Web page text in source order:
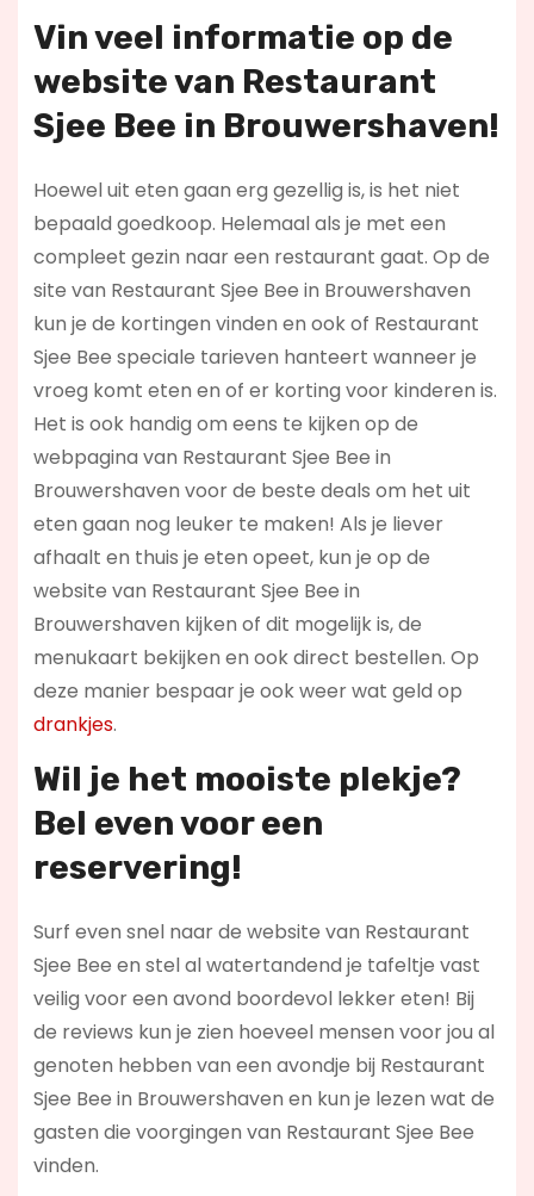
Vin veel informatie op de
website van Restaurant
Sjee Bee in Brouwershaven!
Hoewel uit eten gaan erg gezellig is, is het niet
bepaald goedkoop. Helemaal als je met een
compleet gezin naar een restaurant gaat. Op de
site van Restaurant Sjee Bee in Brouwershaven
kun je de kortingen vinden en ook of Restaurant
Sjee Bee speciale tarieven hanteert wanneer je
vroeg komt eten en of er korting voor kinderen is.
Het is ook handig om eens te kijken op de
webpagina van Restaurant Sjee Bee in
Brouwershaven voor de beste deals om het uit
eten gaan nog leuker te maken! Als je liever
afhaalt en thuis je eten opeet, kun je op de
website van Restaurant Sjee Bee in
Brouwershaven kijken of dit mogelijk is, de
menukaart bekijken en ook direct bestellen. Op
deze manier bespaar je ook weer wat geld op
drankjes.
Wil je het mooiste plekje?
Bel even voor een
reservering!
Surf even snel naar de website van Restaurant
Sjee Bee en stel al watertandend je tafeltje vast
veilig voor een avond boordevol lekker eten! Bij
de reviews kun je zien hoeveel mensen voor jou al
genoten hebben van een avondje bij Restaurant
Sjee Bee in Brouwershaven en kun je lezen wat de
gasten die voorgingen van Restaurant Sjee Bee
vinden.